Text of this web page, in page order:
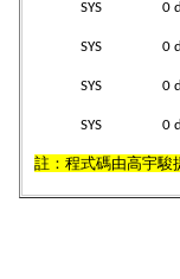
SYS 0
SYS 0
SYS 0
SYS 0
註：程式碼由高宇駿